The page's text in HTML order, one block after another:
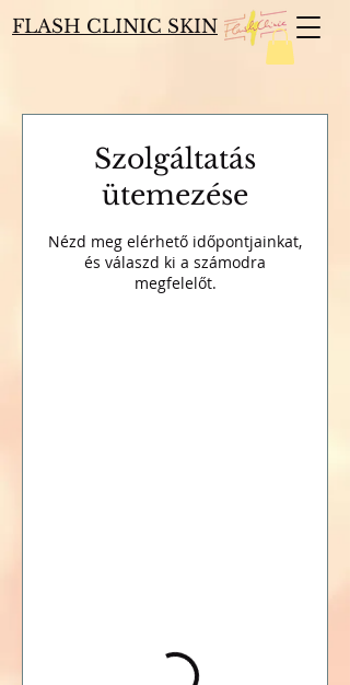
FLASH CLINIC SKIN
Szolgáltatás
ütemezése
Nézd meg elérhető időpontjainkat,
és válaszd ki a számodra
megfelelőt.